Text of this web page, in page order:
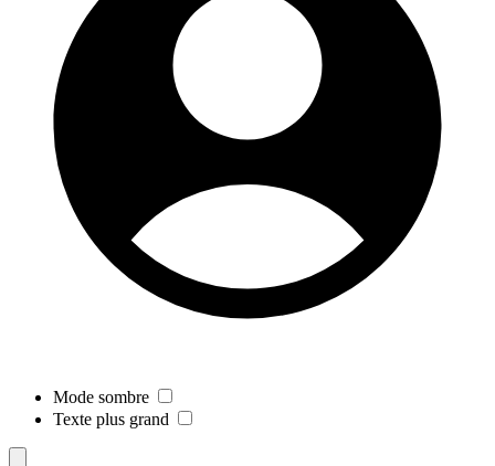
Mode sombre
Texte plus grand